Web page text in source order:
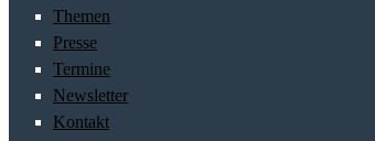
Themen
Presse
Termine
Newsletter
Kontakt